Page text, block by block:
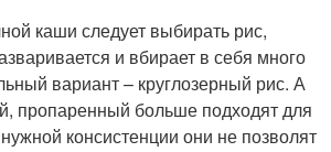
каши следует выбирать рис,
и вбирает в себя много
вариант – круглозерный рис. А
пропаренный больше подходят для
консистенции они не позволят